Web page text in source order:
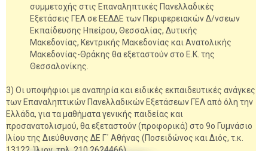
συμμετοχής στις Επαναληπτικές Πανελλαδικές
Εξετάσεις ΓΕΛ σε ΕΕΔΔΕ των Περιφερειακών Δ/νσεων
Εκπαίδευσης Ηπείρου, Θεσσαλίας, Δυτικής
Μακεδονίας, Κεντρικής Μακεδονίας και Ανατολικής
Μακεδονίας-Θράκης θα εξεταστούν στο Ε.Κ. της
Θεσσαλονίκης.
3) Οι υποψήφιοι με αναπηρία και ειδικές εκπαιδευτικές ανάγκες
των Επαναληπτικών Πανελλαδικών Εξετάσεων ΓΕΛ από όλη την
Ελλάδα, για τα μαθήματα γενικής παιδείας και
προσανατολισμού, θα εξεταστούν (προφορικά) στο 9ο Γυμνάσιο
Ιλίου της Διεύθυνσης ΔΕ Γ΄ Αθήνας (Ποσειδώνος και Διός, τ.κ.